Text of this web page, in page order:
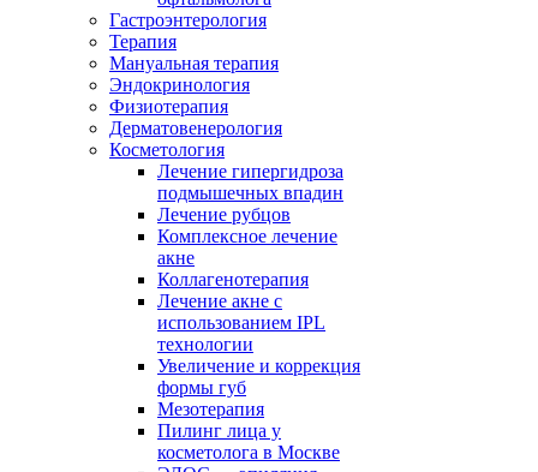
Гастроэнтерология
Терапия
Мануальная терапия
Эндокринология
Физиотерапия
Дерматовенерология
Косметология
Лечение гипергидроза
подмышечных впадин
Лечение рубцов
Комплексное лечение
акне
Коллагенотерапия
Лечение акне с
использованием IPL
технологии
Увеличение и коррекция
формы губ
Мезотерапия
Пилинг лица у
косметолога в Москве